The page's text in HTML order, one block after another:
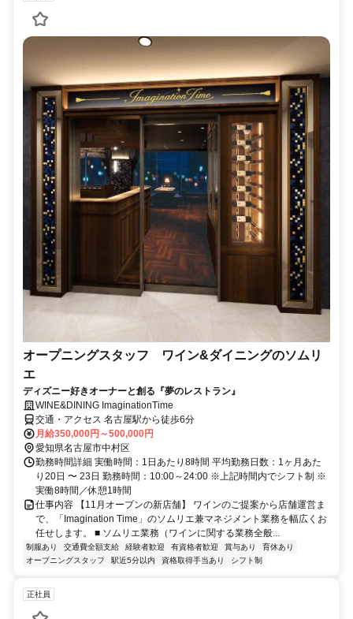
オープニングスタッフ ワイン&ダイニングのソムリ
エ
ディズニー好きオーナーと創る『夢のレストラン』
WINE&DINING ImaginationTime
交通・アクセス 名古屋駅から徒歩6分
月給350,000円～500,000円
愛知県名古屋市中村区
勤務時間詳細 実働時間：1日あたり8時間 平均勤務日数：1ヶ月あた
り20日 〜 23日 勤務時間：10:00～24:00 ※上記時間内でシフト制 ※
実働8時間／休憩1時間
仕事内容 【11月オープンの新店舗】 ワインのご提案から店舗運営ま
で、「Imagination Time」のソムリエ兼マネジメント業務を幅広くお
任せします。 ■ ソムリエ業務（ワインに関する業務全般...
制服あり 交通費全額支給 経験者歓迎 有資格者歓迎 賞与あり
育休あり
オープニングスタッフ
駅近5分以内 資格取得手当あり シフト制
正社員